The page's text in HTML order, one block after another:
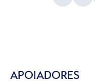
APOIADORES